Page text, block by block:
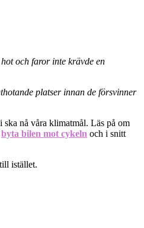
och faror inte krävde en
platser innan de försvinner
ska nå våra klimatmål. Läs på om
byta bilen mot cykeln och i snitt
istället.